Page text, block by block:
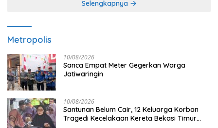
Selengkapnya
Metropolis
10/08/2026
Sanca Empat Meter Gegerkan Warga
Jatiwaringin
10/08/2026
Santunan Belum Cair, 12 Keluarga Korban
Tragedi Kecelakaan Kereta Bekasi Timur